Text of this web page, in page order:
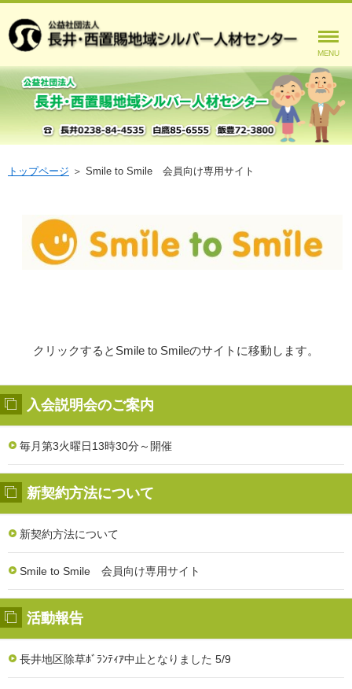
MENU
トップページ ＞ Smile to Smile 会員向け専用サイト
クリックするとSmile to Smileのサイトに移動します。
入会説明会のご案内
毎月第3火曜日13時30分～開催
新契約方法について
新契約方法について
Smile to Smile 会員向け専用サイト
活動報告
長井地区除草ﾎﾞﾗﾝﾃｨｱ中止となりました 5/9